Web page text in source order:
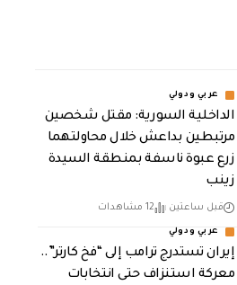
عربي ودولي
الداخلية السورية: مقتل شخصين
مرتبطين بداعش خلال محاولتهما
زرع عبوة ناسفة بمنطقة السيدة
زينب
قبل ساعتين 12 مشاهدات
عربي ودولي
إيران تستدرج ترامب إلى “فخ كارتر”..
معركة استنزاف حتى انتخابات